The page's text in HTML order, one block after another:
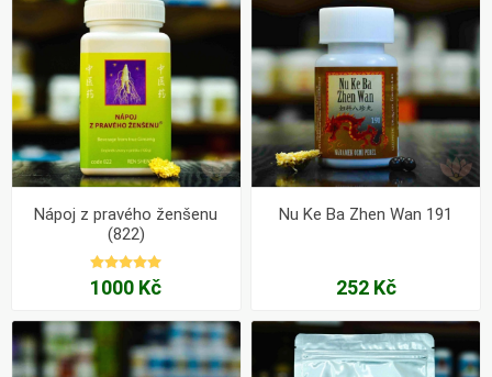
Nápoj z pravého ženšenu
(822)
1000 Kč
Nu Ke Ba Zhen Wan 191
252 Kč